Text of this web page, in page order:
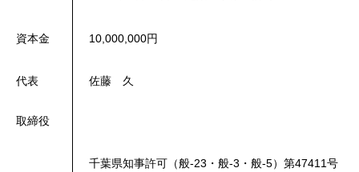
資本金 10,000,000円
代表
取締役
佐藤 久
千葉県知事許可（般-23・般-3・般-5）第47411号